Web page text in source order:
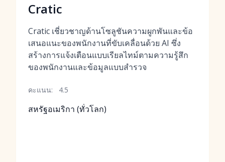
Cratic
Cratic เชี่ยวชาญด้านโซลูชันความผูกพันและข้อ
เสนอแนะของพนักงานที่ขับเคลื่อนด้วย AI ซึ่ง
สร้างการแจ้งเตือนแบบเรียลไทม์ตามความรู้สึก
ของพนักงานและข้อมูลแบบสำรวจ
คะแนน: 4.5
สหรัฐอเมริกา (ทั่วโลก)